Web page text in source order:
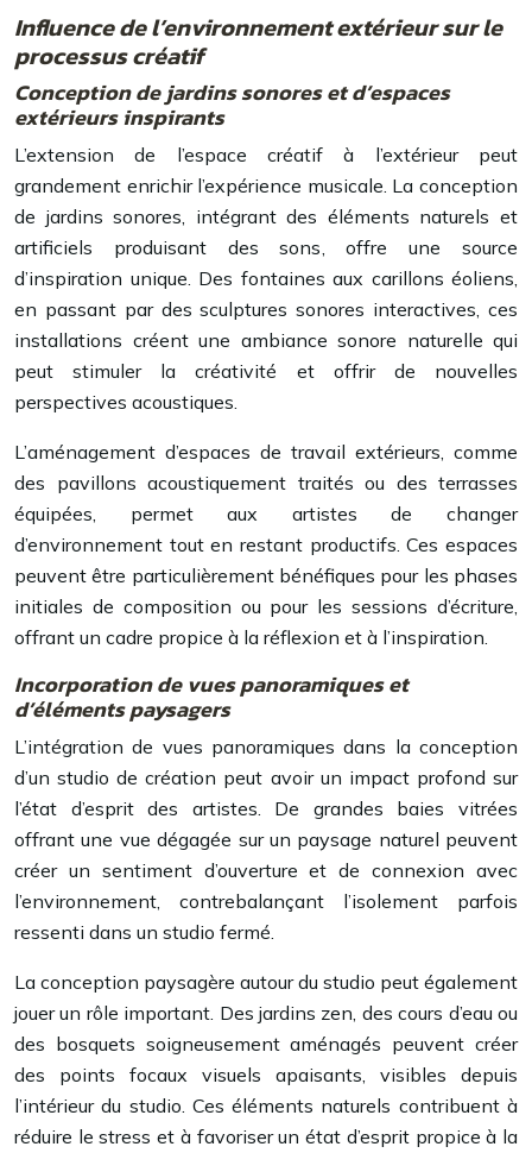
Influence de l’environnement extérieur sur le
processus créatif
Conception de jardins sonores et d’espaces
extérieurs inspirants
L’extension de l’espace créatif à l’extérieur peut
grandement enrichir l’expérience musicale. La conception
de jardins sonores, intégrant des éléments naturels et
artificiels produisant des sons, offre une source
d’inspiration unique. Des fontaines aux carillons éoliens,
en passant par des sculptures sonores interactives, ces
installations créent une ambiance sonore naturelle qui
peut stimuler la créativité et offrir de nouvelles
perspectives acoustiques.
L’aménagement d’espaces de travail extérieurs, comme
des pavillons acoustiquement traités ou des terrasses
équipées, permet aux artistes de changer
d’environnement tout en restant productifs. Ces espaces
peuvent être particulièrement bénéfiques pour les phases
initiales de composition ou pour les sessions d’écriture,
offrant un cadre propice à la réflexion et à l’inspiration.
Incorporation de vues panoramiques et
d’éléments paysagers
L’intégration de vues panoramiques dans la conception
d’un studio de création peut avoir un impact profond sur
l’état d’esprit des artistes. De grandes baies vitrées
offrant une vue dégagée sur un paysage naturel peuvent
créer un sentiment d’ouverture et de connexion avec
l’environnement, contrebalançant l’isolement parfois
ressenti dans un studio fermé.
La conception paysagère autour du studio peut également
jouer un rôle important. Des jardins zen, des cours d’eau ou
des bosquets soigneusement aménagés peuvent créer
des points focaux visuels apaisants, visibles depuis
l’intérieur du studio. Ces éléments naturels contribuent à
réduire le stress et à favoriser un état d’esprit propice à la